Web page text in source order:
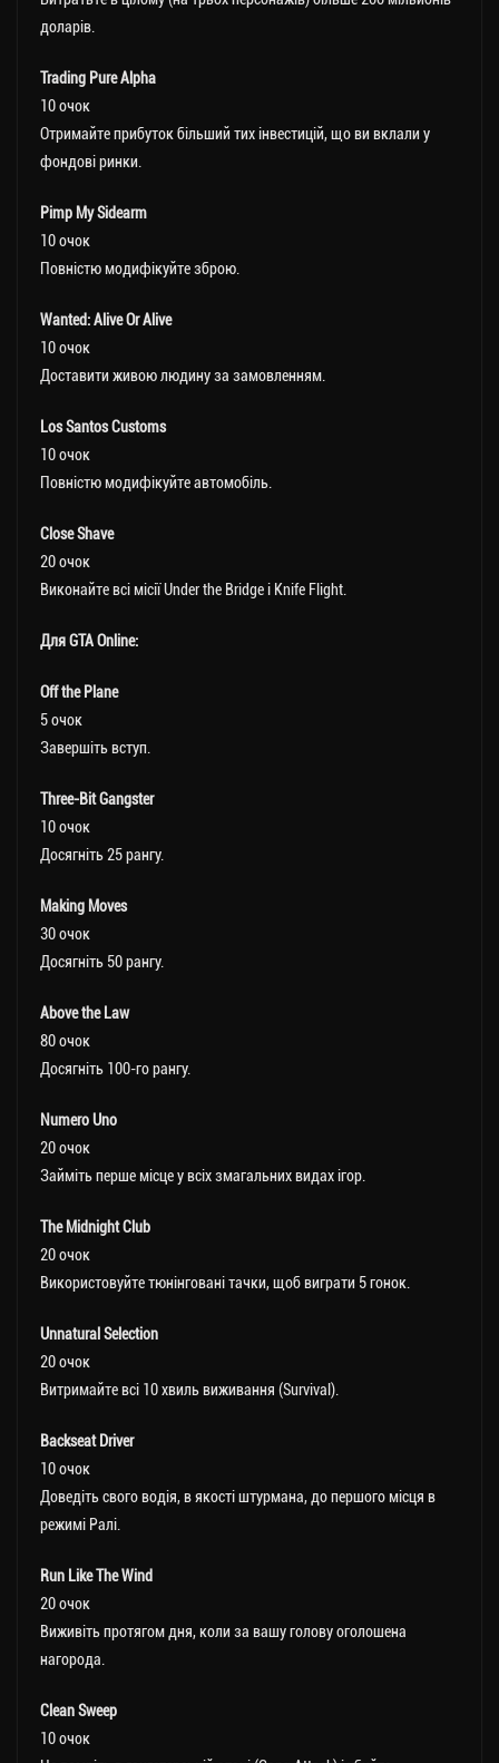
доларів.
Trading Pure Alpha
10 очок
Отримайте прибуток більший тих інвестицій, що ви вклали у
фондові ринки.
Pimp My Sidearm
10 очок
Повністю модифікуйте зброю.
Wanted: Alive Or Alive
10 очок
Доставити живою людину за замовленням.
Los Santos Customs
10 очок
Повністю модифікуйте автомобіль.
Close Shave
20 очок
Виконайте всі місії Under the Bridge і Knife Flight.
Для GTA Online:
Off the Plane
5 очок
Завершіть вступ.
Three-Bit Gangster
10 очок
Досягніть 25 рангу.
Making Moves
30 очок
Досягніть 50 рангу.
Above the Law
80 очок
Досягніть 100-го рангу.
Numero Uno
20 очок
Займіть перше місце у всіх змагальних видах ігор.
The Midnight Club
20 очок
Використовуйте тюнінговані тачки, щоб виграти 5 гонок.
Unnatural Selection
20 очок
Витримайте всі 10 хвиль виживання (Survival).
Backseat Driver
10 очок
Доведіть свого водія, в якості штурмана, до першого місця в
режимі Ралі.
Run Like The Wind
20 очок
Виживіть протягом дня, коли за вашу голову оголошена
нагорода.
Clean Sweep
10 очок